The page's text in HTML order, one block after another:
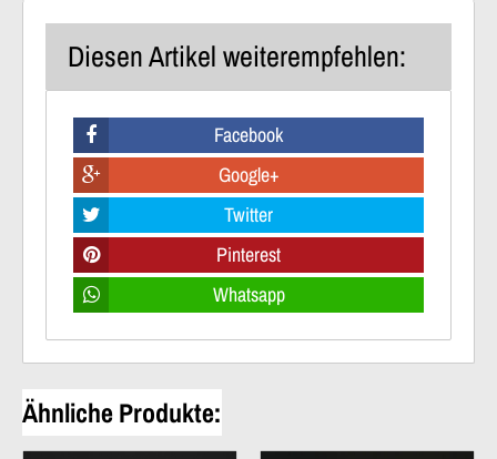
Diesen Artikel weiterempfehlen:
Facebook
Google+
Twitter
Pinterest
Whatsapp
Ähnliche Produkte: